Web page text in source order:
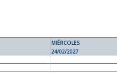
MIÉRCOLES
24/02/2027